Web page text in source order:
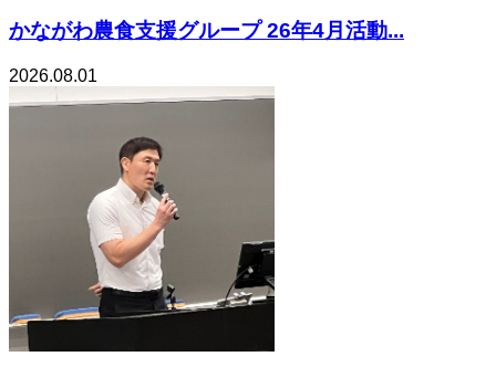
かながわ農食支援グループ 26年4月活動...
2026.08.01